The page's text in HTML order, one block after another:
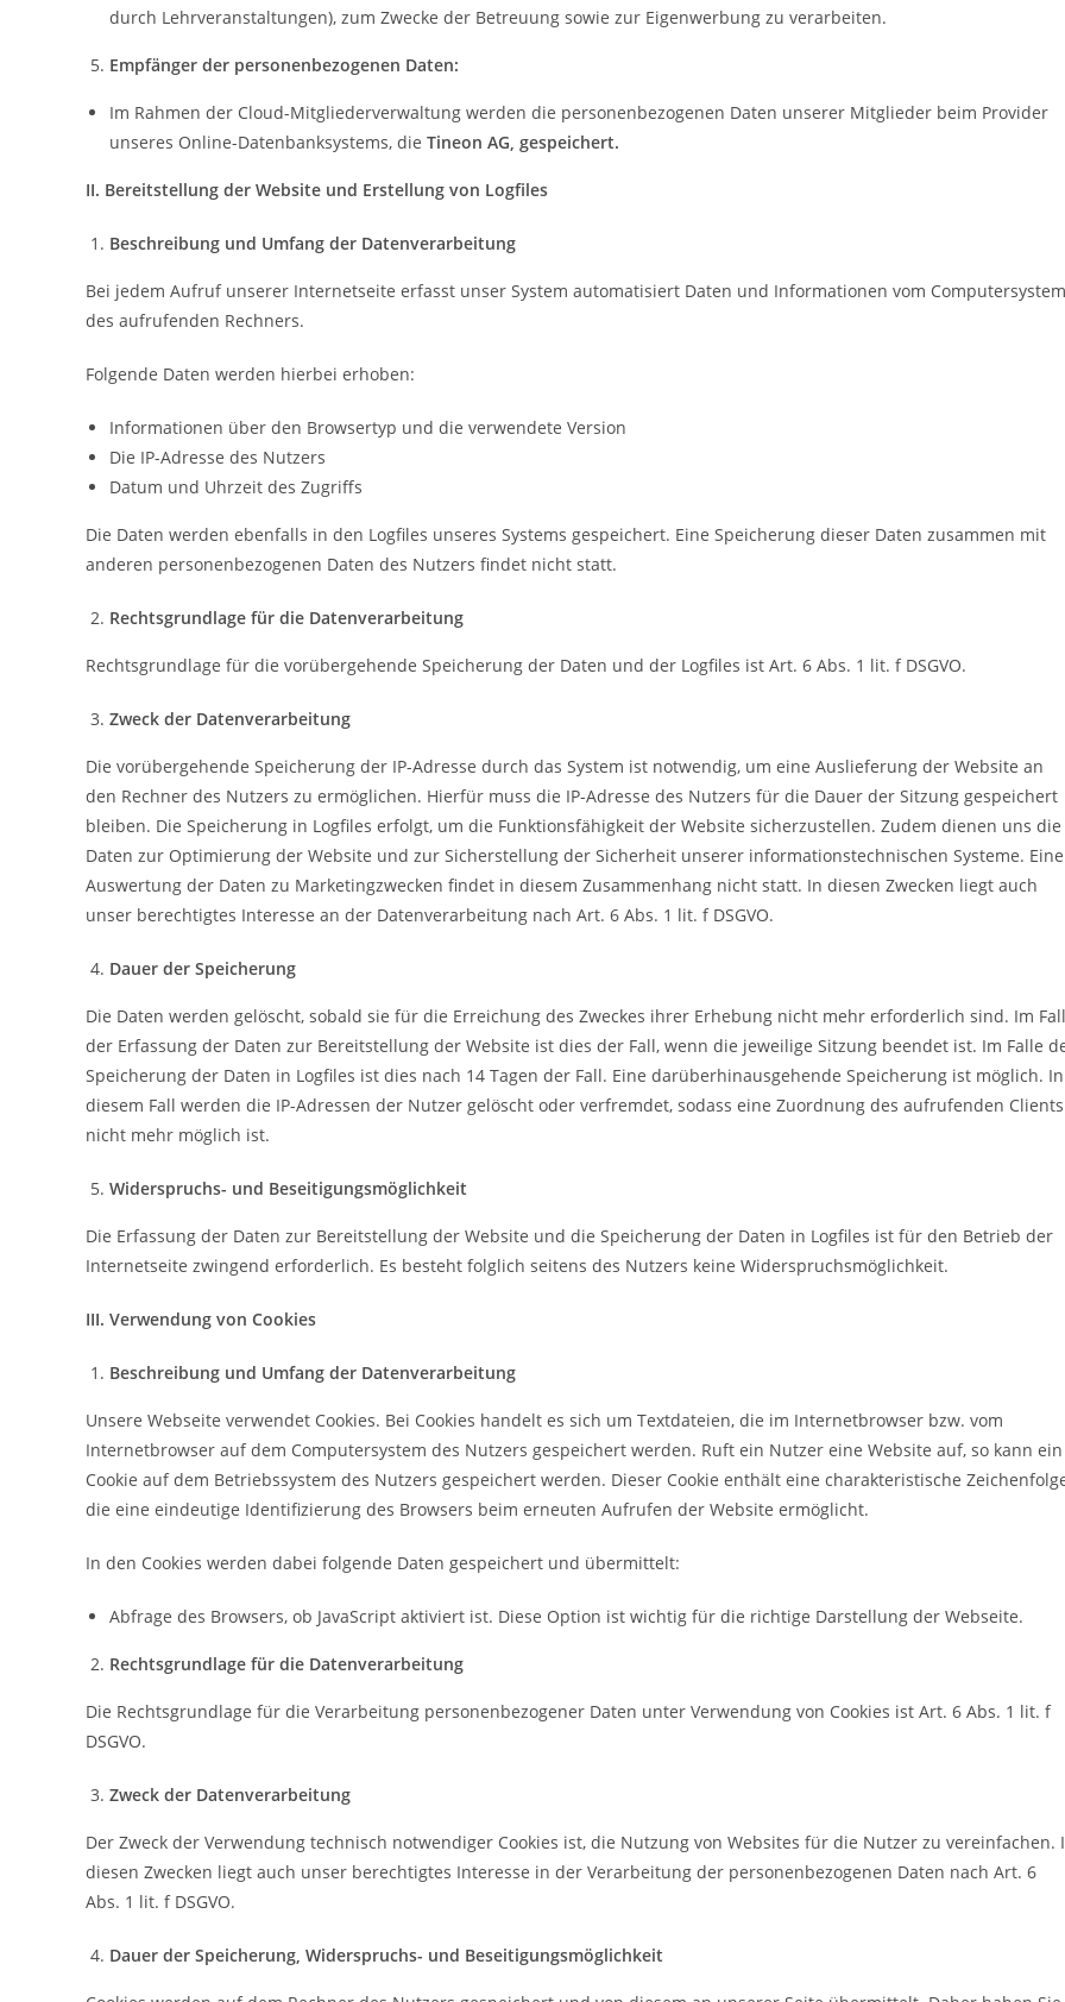
durch Lehrveranstaltungen), zum Zwecke der Betreuung sowie zur Eigenwerbung zu verarbeiten.
Empfänger der personenbezogenen Daten:
Im Rahmen der Cloud-Mitgliederverwaltung werden die personenbezogenen Daten unserer Mitglieder beim Provider
unseres Online-Datenbanksystems, die Tineon AG, gespeichert.
II. Bereitstellung der Website und Erstellung von Logfiles
Beschreibung und Umfang der Datenverarbeitung
Bei jedem Aufruf unserer Internetseite erfasst unser System automatisiert Daten und Informationen vom Computersystem
des aufrufenden Rechners.
Folgende Daten werden hierbei erhoben:
Informationen über den Browsertyp und die verwendete Version
Die IP-Adresse des Nutzers
Datum und Uhrzeit des Zugriffs
Die Daten werden ebenfalls in den Logfiles unseres Systems gespeichert. Eine Speicherung dieser Daten zusammen mit
anderen personenbezogenen Daten des Nutzers findet nicht statt.
Rechtsgrundlage für die Datenverarbeitung
Rechtsgrundlage für die vorübergehende Speicherung der Daten und der Logfiles ist Art. 6 Abs. 1 lit. f DSGVO.
Zweck der Datenverarbeitung
Die vorübergehende Speicherung der IP-Adresse durch das System ist notwendig, um eine Auslieferung der Website an
den Rechner des Nutzers zu ermöglichen. Hierfür muss die IP-Adresse des Nutzers für die Dauer der Sitzung gespeichert
bleiben. Die Speicherung in Logfiles erfolgt, um die Funktionsfähigkeit der Website sicherzustellen. Zudem dienen uns die
Daten zur Optimierung der Website und zur Sicherstellung der Sicherheit unserer informationstechnischen Systeme. Eine
Auswertung der Daten zu Marketingzwecken findet in diesem Zusammenhang nicht statt. In diesen Zwecken liegt auch
unser berechtigtes Interesse an der Datenverarbeitung nach Art. 6 Abs. 1 lit. f DSGVO.
Dauer der Speicherung
Die Daten werden gelöscht, sobald sie für die Erreichung des Zweckes ihrer Erhebung nicht mehr erforderlich sind. Im
der Erfassung der Daten zur Bereitstellung der Website ist dies der Fall, wenn die jeweilige Sitzung beendet ist. Im Falle
Speicherung der Daten in Logfiles ist dies nach 14 Tagen der Fall. Eine darüberhinausgehende Speicherung ist möglich. In
diesem Fall werden die IP-Adressen der Nutzer gelöscht oder verfremdet, sodass eine Zuordnung des aufrufenden Clients
nicht mehr möglich ist.
Widerspruchs- und Beseitigungsmöglichkeit
Die Erfassung der Daten zur Bereitstellung der Website und die Speicherung der Daten in Logfiles ist für den Betrieb der
Internetseite zwingend erforderlich. Es besteht folglich seitens des Nutzers keine Widerspruchsmöglichkeit.
III. Verwendung von Cookies
Beschreibung und Umfang der Datenverarbeitung
Unsere Webseite verwendet Cookies. Bei Cookies handelt es sich um Textdateien, die im Internetbrowser bzw. vom
Internetbrowser auf dem Computersystem des Nutzers gespeichert werden. Ruft ein Nutzer eine Website auf, so kann ein
Cookie auf dem Betriebssystem des Nutzers gespeichert werden. Dieser Cookie enthält eine charakteristische
die eine eindeutige Identifizierung des Browsers beim erneuten Aufrufen der Website ermöglicht.
In den Cookies werden dabei folgende Daten gespeichert und übermittelt:
Abfrage des Browsers, ob JavaScript aktiviert ist. Diese Option ist wichtig für die richtige Darstellung der Webseite.
Rechtsgrundlage für die Datenverarbeitung
Die Rechtsgrundlage für die Verarbeitung personenbezogener Daten unter Verwendung von Cookies ist Art. 6 Abs. 1 lit. f
DSGVO.
Zweck der Datenverarbeitung
Der Zweck der Verwendung technisch notwendiger Cookies ist, die Nutzung von Websites für die Nutzer zu vereinfachen.
diesen Zwecken liegt auch unser berechtigtes Interesse in der Verarbeitung der personenbezogenen Daten nach Art. 6
Abs. 1 lit. f DSGVO.
Dauer der Speicherung, Widerspruchs- und Beseitigungsmöglichkeit